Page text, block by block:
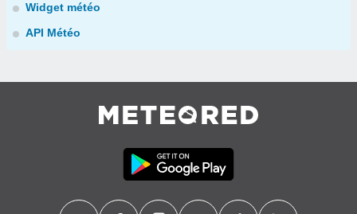
Widget météo
API Météo